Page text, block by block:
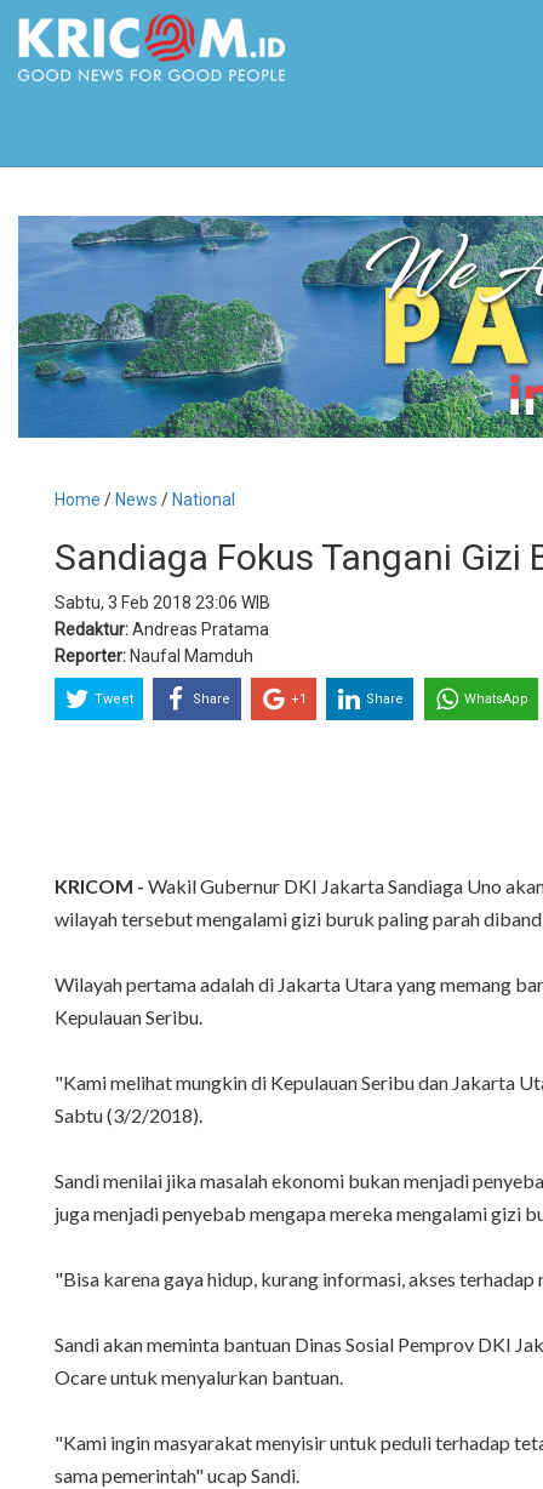
Home / News / National
Sandiaga Fokus Tangani
Sabtu, 3 Feb 2018 23:06 WIB
Redaktur:Andreas Pratama
Reporter: Naufal Mamduh
Tweet Share +1 Share WhatsApp
KRICOM - Wakil Gubernur DKI Jakarta Sandiaga Uno
wilayah tersebut mengalami gizi buruk paling parah
Wilayah pertama adalah di Jakarta Utara yang memang
Kepulauan Seribu.
"Kami melihat mungkin di Kepulauan Seribu dan Jakarta
Sabtu (3/2/2018).
Sandi menilai jika masalah ekonomi bukan menjadi
juga menjadi penyebab mengapa mereka mengalami gizi
"Bisa karena gaya hidup, kurang informasi, akses
Sandi akan meminta bantuan Dinas Sosial Pemprov DKI
Ocare untuk menyalurkan bantuan.
"Kami ingin masyarakat menyisir untuk peduli terhadap
sama pemerintah" ucap Sandi.